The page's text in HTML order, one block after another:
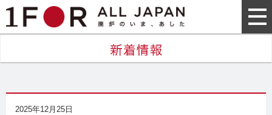
2025年12月25日